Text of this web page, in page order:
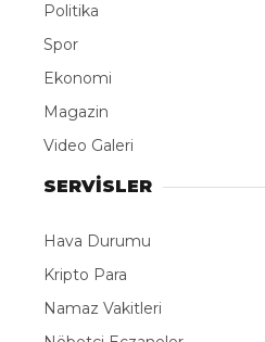
Politika
Spor
Ekonomi
Magazin
Video Galeri
SERVİSLER
Hava Durumu
Kripto Para
Namaz Vakitleri